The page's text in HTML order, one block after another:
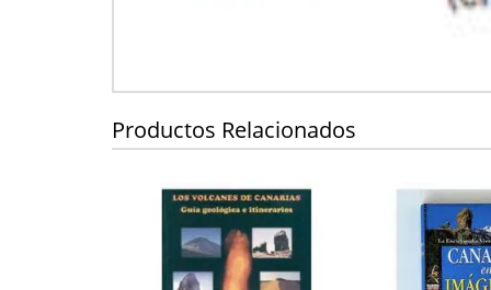
Productos Relacionados